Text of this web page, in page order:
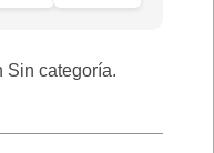
Sin categoría.